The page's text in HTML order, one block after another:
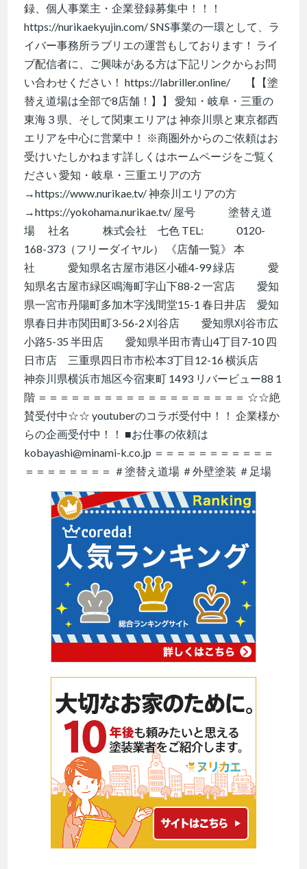
録、個人事業主・企業登録募集中！！！
https://nurikaekyujin.com/ SNS事業の一環として、ラ
イバー事務所ラブリエの運営もしております！ ライ
ブ配信者に、ご興味がある方は下記リンクからお問
い合わせください！ https://labriller.online/ 【【塗
替え道場は全部で8店舗！】】 愛知・岐阜・三重の
東海３県、そして関東エリアは 神奈川県と東京都西
エリアを中心に営業中！ ※商圏外からのご依頼はお
受けいたしかねます詳しくはホームページをご覧く
ださい 愛知・岐阜・三重エリアの方
→https://www.nurikae.tv/ 神奈川エリアの方
→https://yokohama.nurikae.tv/ 屋号 塗替え道
場 社名 株式会社 七色 TEL: 0120-
168-373（フリーダイヤル） 《店舗一覧》 本
社 愛知県名古屋市港区小碓4-99 緑店 愛
知県名古屋市緑区鳴海町字山下88-2 一宮店 愛知
県一宮市丹陽町多加木字浅間堂15-1 春日井店 愛知
県春日井市関田町3-56-2 刈谷店 愛知県刈谷市広
小路5-35 半田店 愛知県半田市青山4丁目7-10 四
日市店 三重県四日市市松本3丁目12-16 横浜店
神奈川県横浜市旭区今宿東町 1493 リバービュー88 1
階 ＝＝＝＝＝＝＝＝＝＝＝＝＝＝＝＝＝＝＝ ☆☆絶
賛受付中☆☆ youtuberのコラボ受付中！！ 企業様か
らの企画受付中！！ ■お仕事の依頼は
kobayashi@minami-k.co.jp ＝＝＝＝＝＝＝＝＝＝＝
＝＝＝＝＝＝＝＝ ＃塗替え道場 ＃外壁塗装 ＃足場